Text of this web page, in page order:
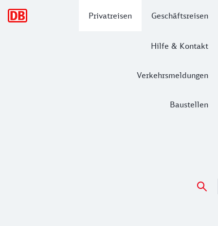
Privatreisen Geschäftsreisen
Hilfe & Kontakt
Verkehrsmeldungen
Baustellen